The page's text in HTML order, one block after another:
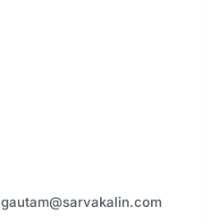
gautam@sarvakalin.com